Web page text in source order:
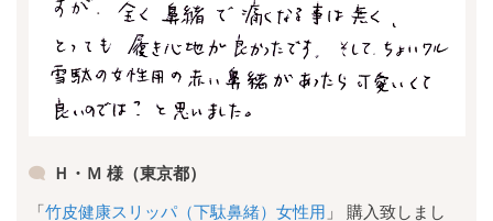
Ｈ・Ｍ 様（東京都）
「竹皮健康スリッパ（下駄鼻緒）女性用 」 購入致しまし